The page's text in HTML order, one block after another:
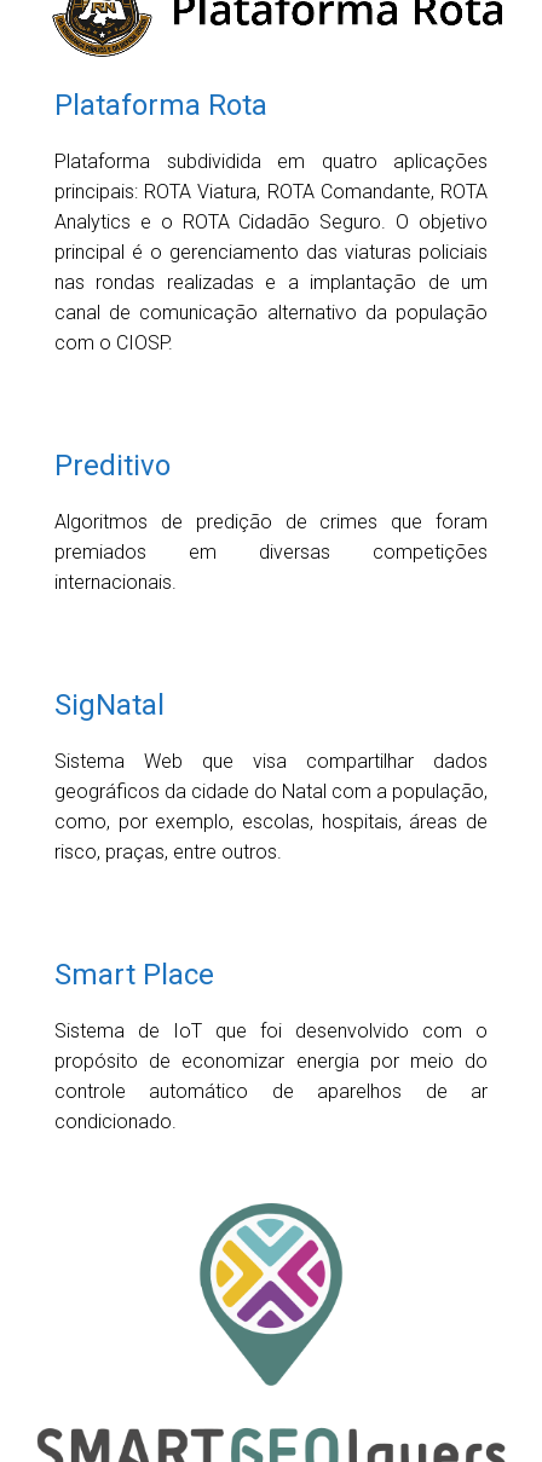
Plataforma Rota
Plataforma subdividida em quatro aplicações
principais: ROTA Viatura, ROTA Comandante, ROTA
Analytics e o ROTA Cidadão Seguro. O objetivo
principal é o gerenciamento das viaturas policiais
nas rondas realizadas e a implantação de um
canal de comunicação alternativo da população
com o CIOSP.
Preditivo
Algoritmos de predição de crimes que foram
premiados em diversas competições
internacionais.
SigNatal
Sistema Web que visa compartilhar dados
geográficos da cidade do Natal com a população,
como, por exemplo, escolas, hospitais, áreas de
risco, praças, entre outros.
Smart Place
Sistema de IoT que foi desenvolvido com o
propósito de economizar energia por meio do
controle automático de aparelhos de ar
condicionado.